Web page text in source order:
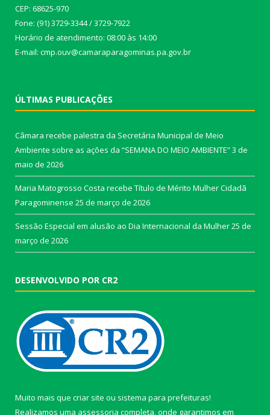
CEP: 68625-970
Fone: (91) 3729-3344 / 3729-7922
Horário de atendimento: 08:00 às 14:00
E-mail: cmp.ouv@camaraparagominas.pa.gov.br
ÚLTIMAS PUBLICAÇÕES
Câmara recebe palestra da Secretária Municipal de Meio
Ambiente sobre as ações da “SEMANA DO MEIO AMBIENTE”3 de
maio de 2026
Maria Matogrosso Costa recebe Título de Mérito Mulher Cidadã
Paragominense 25 de março de 2026
Sessão Especial em alusão ao Dia Internacional da Mulher25 de
março de 2026
DESENVOLVIDO POR CR2
Muito mais que criar site ou sistema para prefeituras!
Realizamos uma assessoria completa, onde garantimos em